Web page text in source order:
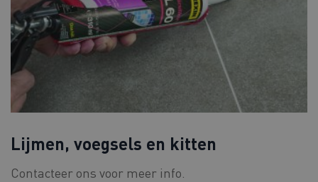
Lijmen, voegsels en kitten
Contacteer ons voor meer info.